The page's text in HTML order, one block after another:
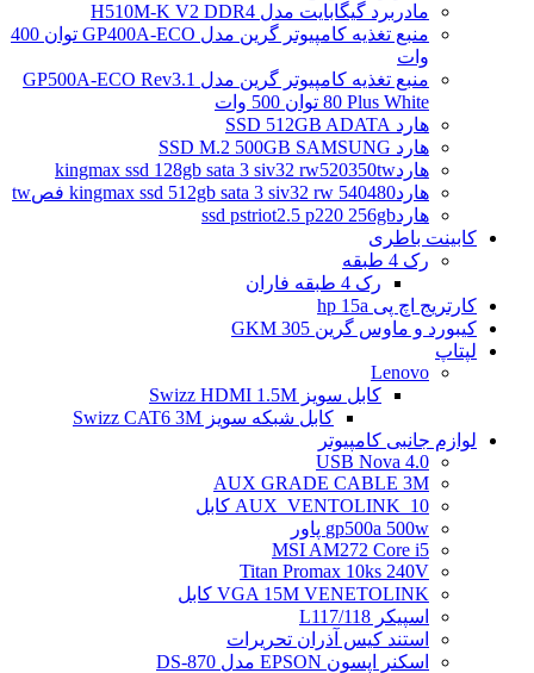
مادربرد گیگابایت مدل H510M-K V2 DDR4
منبع تغذیه کامپیوتر گرین مدل GP400A-ECO توان 400
وات
منبع تغذیه کامپیوتر گرین مدل GP500A-ECO Rev3.1
80 Plus White توان 500 وات
هارد SSD 512GB ADATA
هارد SSD M.2 500GB SAMSUNG
هاردkingmax ssd 128gb sata 3 siv32 rw520350tw
هاردkingmax ssd 512gb sata 3 siv32 rw 540480 فصtw
هاردssd pstriot2.5 p220 256gb
کابینت باطری
رک 4 طبقه
رک 4 طبقه فاران
کارتریج اچ پی hp 15a
کیبورد و ماوس گرین GKM 305
لپتاپ
Lenovo
کابل سویز Swizz HDMI 1.5M
کابل شبکه سویز Swizz CAT6 3M
لوازم جانبی کامپیوتر
4.0 USB Nova
AUX GRADE CABLE 3M
AUX_VENTOLINK_10 کابل
gp500a 500w پاور
MSI AM272 Core i5
Titan Promax 10ks 240V
VGA 15M VENETOLINK کابل
اسپیکر L117/118
استند کیس آذران تحریرات
اسکنر اپسون EPSON مدل DS-870